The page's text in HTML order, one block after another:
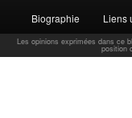
Biographie Liens
Les opinions exprimées dans ce
position